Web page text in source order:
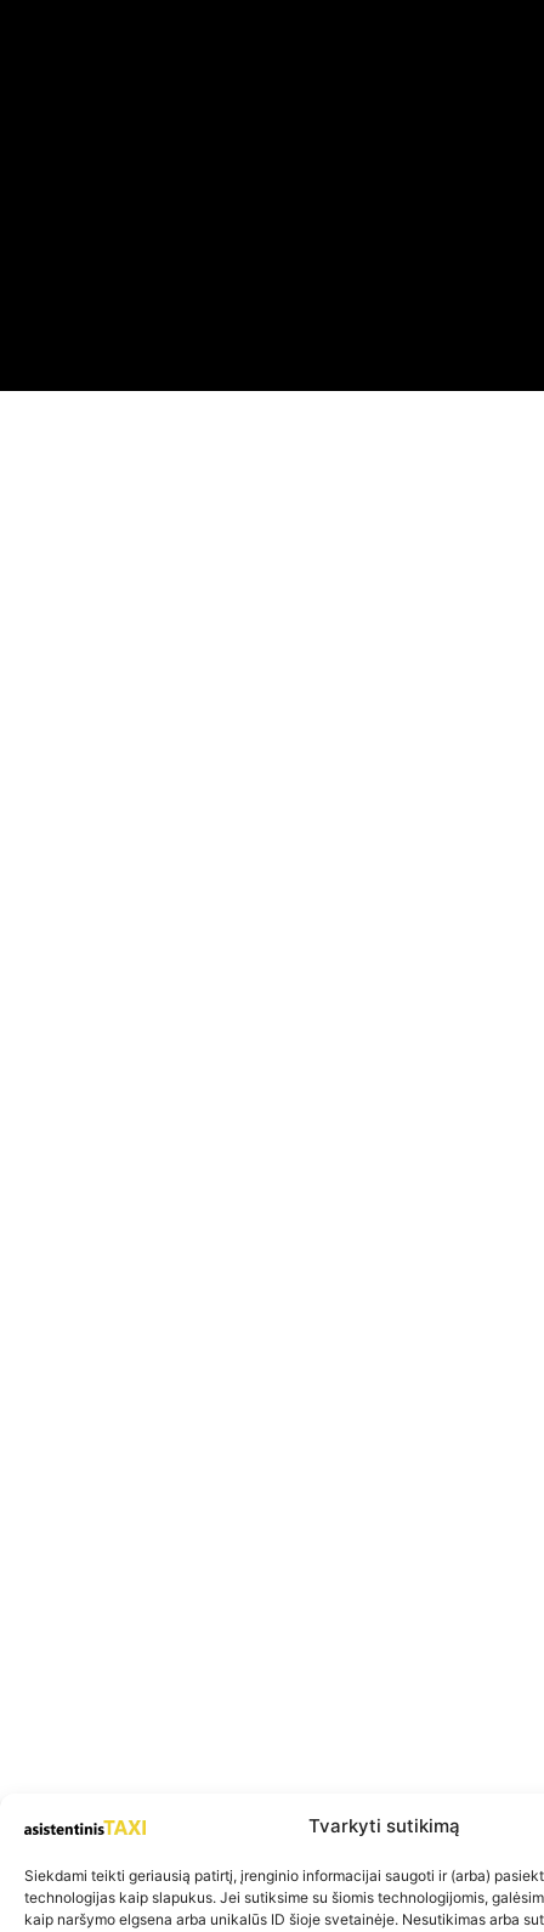
Tvarkyti sutikimą
Siekdami teikti geriausią patirtį, įrenginio informacijai saugoti ir (arba)
technologijas kaip slapukus. Jei sutiksime su šiomis technologijomis,
kaip naršymo elgsena arba unikalūs ID šioje svetainėje. Nesutikimas arba